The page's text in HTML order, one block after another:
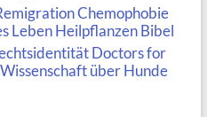
Chemophobie
Leben Heilpflanzen Bibel
Doctors for
Wissenschaft über Hunde